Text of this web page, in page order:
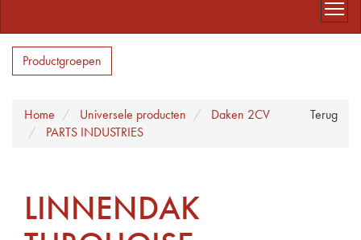
Productgroepen
Terug
Home Universele producten
Daken 2CV
PARTS INDUSTRIES
LINNENDAK